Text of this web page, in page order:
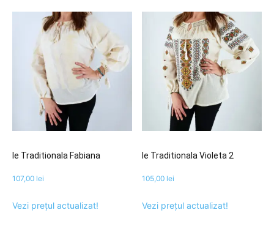
Ie Traditionala Fabiana
107,00 lei
Vezi prețul actualizat!
Ie Traditionala Violeta 2
105,00 lei
Vezi prețul actualizat!